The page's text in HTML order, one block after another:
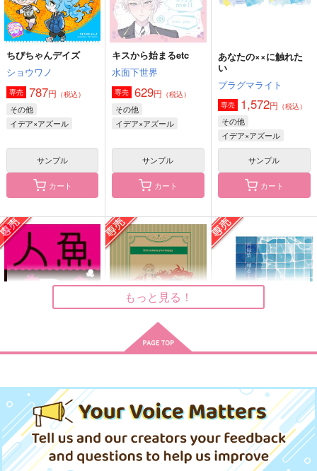
【スゼに銀鉄スリーナ
インのパロは絶対にさ
せない方が良いことを
示す悪例】
うすべに文庫
342 円（税込）
スタンリー×ゼノ
作品詳細
短編小説集『スゼと書
いて実存と読む』
うすべに文庫
795 円（税込）
スタンリー×ゼノ
作品詳細
ェにて
うすべに文庫
237 円
パイン×リーリウム
サンプル
作品詳細
いて真理と読む』
円 （税込）
スタンリー×ゼノ
サンプル
作品詳細
パイン長官のパインは
パインナップルじゃな
パイン×リーリウム
サンプル
作品詳細
1,572円（税込）
イデア×アズール
サンプル
作品詳細
サンプル
作品詳細
サンプル
作品詳細
短編小説集『スゼと書
いて実存と読む』
うすべに文庫
セール中 専売
サンプル
【スゼに銀鉄スリーナ
インのパロは絶対にさ
せない方が良いことを
示す悪例】
セール中 専売
342円（税込）
Dr.STONE
スタンリー×ゼノ
サンプル
ストーンワールド○○○
大改革！！
うすべに文庫
787円
スタンリー・スナイダー
サンプル
ちびちゃんデイズ
ショウワノ
専売 787円 （税込）
その他
イデア×アズール
サンプル
カート
キスから始まるetc
水面下世界
専売 629円 （税込）
その他
イデア×アズール
サンプル
カート
あなたの××に触れた
い
プラグマライト
専売 1,572円 （税込）
その他
イデア×アズール
サンプル
カート
プラヌラ舎
専売 597 （税込）
その他
イデア×アズール
y
TW GALLERIA
専売 499円
その他
イデア×アズール
ザザ降り
専売 3,573円 （税込）
イデア×アズール
もっと見る！